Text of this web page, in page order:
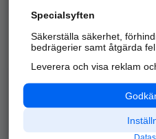
Alla kategorier
API & Kartor
Specialsyften
Säkerställa säkerhet,
bedrägerier samt åtgärda fel
Leverera och visa reklam